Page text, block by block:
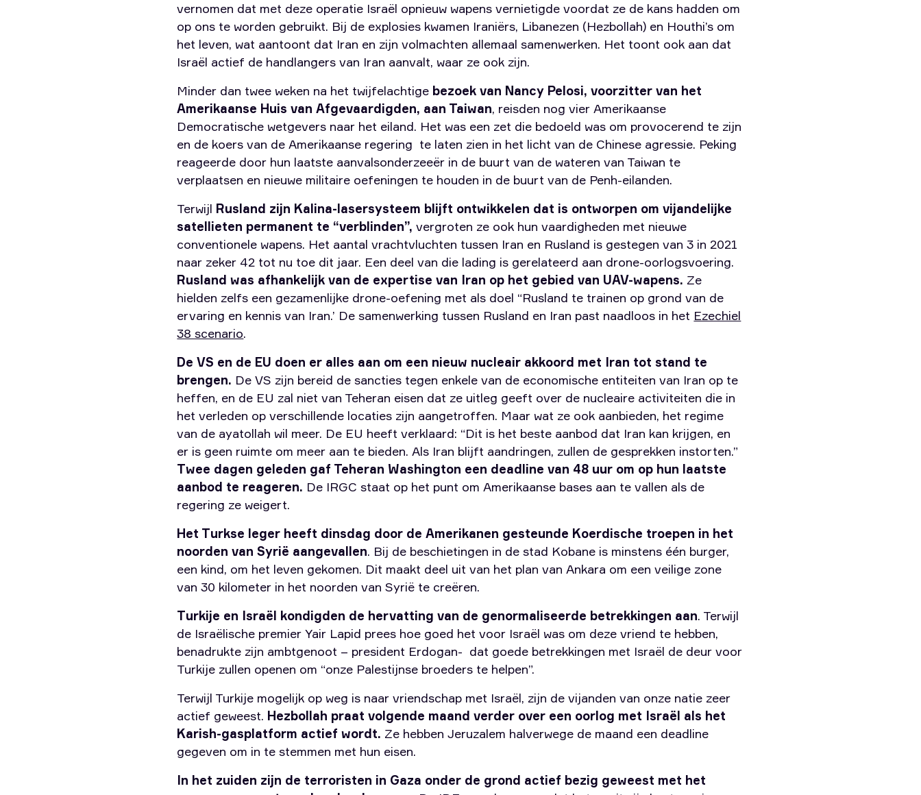
vernomen dat met deze operatie Israël opnieuw wapens vernietigde voordat ze de kans hadden om
op ons te worden gebruikt. Bij de explosies kwamen Iraniërs, Libanezen (Hezbollah) en Houthi’s om
het leven, wat aantoont dat Iran en zijn volmachten allemaal samenwerken. Het toont ook aan dat
Israël actief de handlangers van Iran aanvalt, waar ze ook zijn.
Minder dan twee weken na het twijfelachtige bezoek van Nancy Pelosi, voorzitter van het
Amerikaanse Huis van Afgevaardigden, aan Taiwan, reisden nog vier Amerikaanse
Democratische wetgevers naar het eiland. Het was een zet die bedoeld was om provocerend te zijn
en de koers van de Amerikaanse regering te laten zien in het licht van de Chinese agressie. Peking
reageerde door hun laatste aanvalsonderzeeër in de buurt van de wateren van Taiwan te
verplaatsen en nieuwe militaire oefeningen te houden in de buurt van de Penh-eilanden.
Terwijl Rusland zijn Kalina-lasersysteem blijft ontwikkelen dat is ontworpen om vijandelijke
satellieten permanent te “verblinden”, vergroten ze ook hun vaardigheden met nieuwe
conventionele wapens. Het aantal vrachtvluchten tussen Iran en Rusland is gestegen van 3 in 2021
naar zeker 42 tot nu toe dit jaar. Een deel van die lading is gerelateerd aan drone-oorlogsvoering.
Rusland was afhankelijk van de expertise van Iran op het gebied van UAV-wapens. Ze
hielden zelfs een gezamenlijke drone-oefening met als doel “Rusland te trainen op grond van de
ervaring en kennis van Iran.’ De samenwerking tussen Rusland en Iran past naadloos in het Ezechiel
38 scenario.
De VS en de EU doen er alles aan om een ​​nieuw nucleair akkoord met Iran tot stand te
brengen. De VS zijn bereid de sancties tegen enkele van de economische entiteiten van Iran op te
heffen, en de EU zal niet van Teheran eisen dat ze uitleg geeft over de nucleaire activiteiten die in
het verleden op verschillende locaties zijn aangetroffen. Maar wat ze ook aanbieden, het regime
van de ayatollah wil meer. De EU heeft verklaard: “Dit is het beste aanbod dat Iran kan krijgen, en
er is geen ruimte om meer aan te bieden. Als Iran blijft aandringen, zullen de gesprekken instorten.”
Twee dagen geleden gaf Teheran Washington een deadline van 48 uur om op hun laatste
aanbod te reageren. De IRGC staat op het punt om Amerikaanse bases aan te vallen als de
regering ze weigert.
Het Turkse leger heeft dinsdag door de Amerikanen gesteunde Koerdische troepen in het
noorden van Syrië aangevallen. Bij de beschietingen in de stad Kobane is minstens één burger,
een kind, om het leven gekomen. Dit maakt deel uit van het plan van Ankara om een ​​veilige zone
van 30 kilometer in het noorden van Syrië te creëren.
Turkije en Israël kondigden de hervatting van de genormaliseerde betrekkingen aan. Terwijl
de Israëlische premier Yair Lapid prees hoe goed het voor Israël was om deze vriend te hebben,
benadrukte zijn ambtgenoot – president Erdogan- dat goede betrekkingen met Israël de deur voor
Turkije zullen openen om “onze Palestijnse broeders te helpen”.
Terwijl Turkije mogelijk op weg is naar vriendschap met Israël, zijn de vijanden van onze natie zeer
actief geweest. Hezbollah praat volgende maand verder over een oorlog met Israël als het
Karish-gasplatform actief wordt. Ze hebben Jeruzalem halverwege de maand een deadline
gegeven om in te stemmen met hun eisen.
In het zuiden zijn de terroristen in Gaza onder de grond actief bezig geweest met het